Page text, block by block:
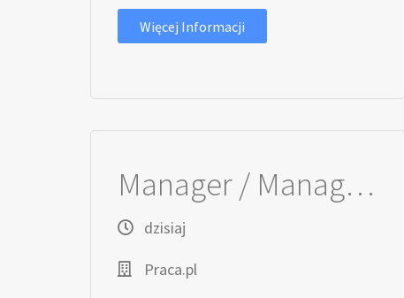
Więcej Informacji
Manager / Managerka ds. Klientów Kluczowych – ETF
dzisiaj
Praca.pl